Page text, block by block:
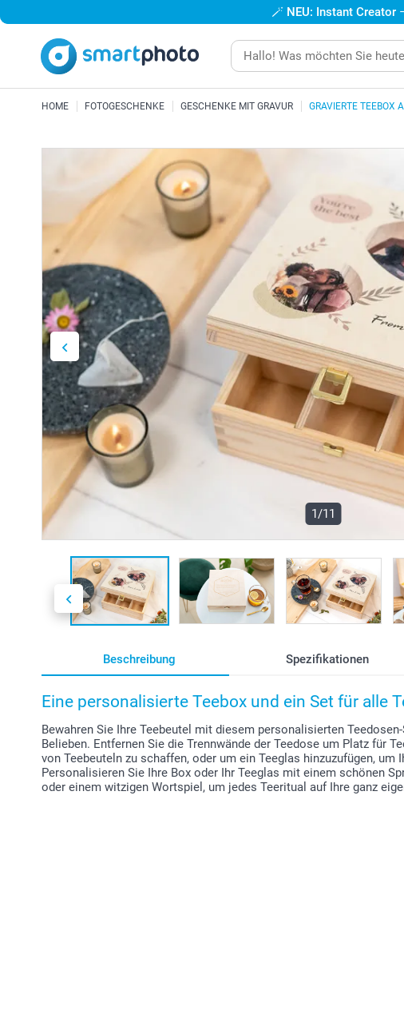
🪄 NEU: Instant Creator
HOME FOTOGESCHENKE GESCHENKE MIT GRAVUR GRAVIERTE TEEBOX
1/11
Beschreibung Spezifikationen
Eine personalisierte Teebox und ein Set für alle
Bewahren Sie Ihre Teebeutel mit diesem personalisierten
Belieben. Entfernen Sie die Trennwände der Teedose um Platz für
von Teebeuteln zu schaffen, oder um ein Teeglas hinzuzufügen, um
Personalisieren Sie Ihre Box oder Ihr Teeglas mit einem schönen
oder einem witzigen Wortspiel, um jedes Teeritual auf Ihre ganz